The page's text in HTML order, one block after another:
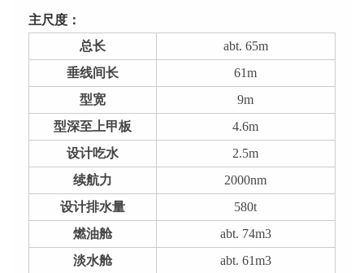
主尺度：
总长
abt. 65m
垂线间长
61m
型宽
9m
型深至上甲板
4.6m
设计吃水
2.5m
续航力
2000nm
设计排水量
580t
燃油舱
abt. 74m3
淡水舱
abt. 61m3